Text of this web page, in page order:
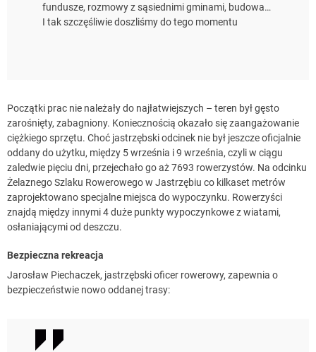
fundusze, rozmowy z sąsiednimi gminami, budowa…
I tak szczęśliwie doszliśmy do tego momentu
Początki prac nie należały do najłatwiejszych – teren był gęsto
zarośnięty, zabagniony. Koniecznością okazało się zaangażowanie
ciężkiego sprzętu. Choć jastrzębski odcinek nie był jeszcze oficjalnie
oddany do użytku, między 5 września i 9 września, czyli w ciągu
zaledwie pięciu dni, przejechało go aż 7693 rowerzystów. Na odcinku
Żelaznego Szlaku Rowerowego w Jastrzębiu co kilkaset metrów
zaprojektowano specjalne miejsca do wypoczynku. Rowerzyści
znajdą między innymi 4 duże punkty wypoczynkowe z wiatami,
osłaniającymi od deszczu.
Bezpieczna rekreacja
Jarosław Piechaczek, jastrzębski oficer rowerowy, zapewnia o
bezpieczeństwie nowo oddanej trasy: